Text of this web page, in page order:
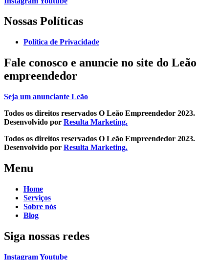
Nossas Políticas
Política de Privacidade
Fale conosco e anuncie no site do Leão
empreendedor
Seja um anunciante Leão
Todos os direitos reservados O Leão Empreendedor 2023.
Desenvolvido por Resulta Marketing.
Todos os direitos reservados O Leão Empreendedor 2023.
Desenvolvido por Resulta Marketing.
Menu
Home
Serviços
Sobre nós
Blog
Siga nossas redes
InstagramYoutube